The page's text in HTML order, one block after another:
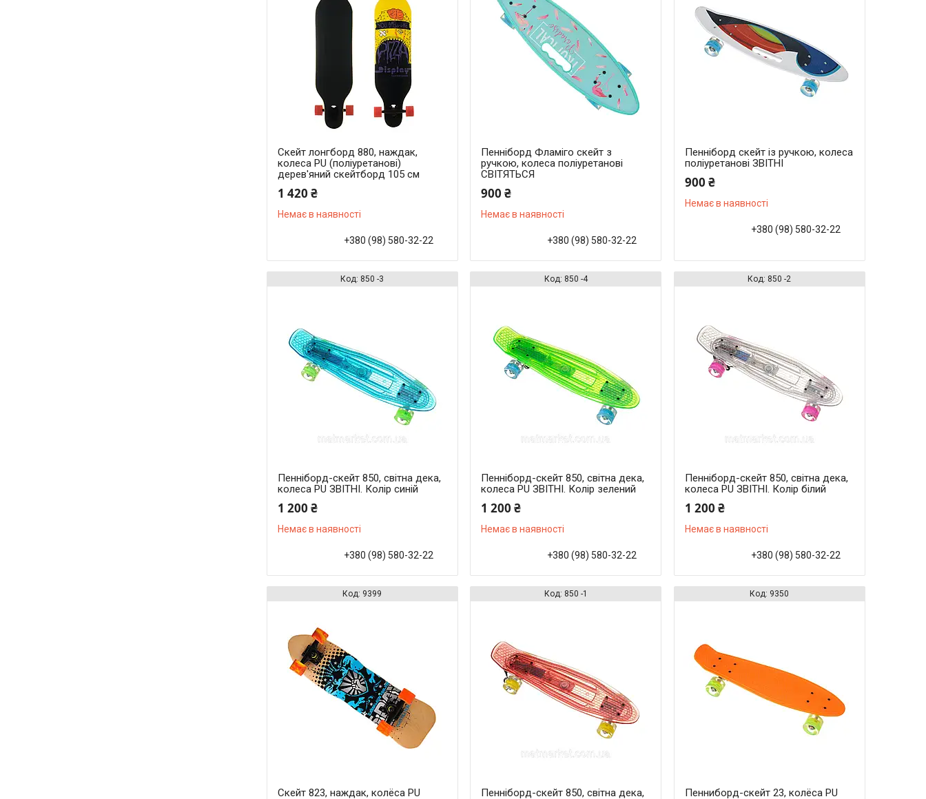
Скейт лонгборд 880, наждак,
колеса PU (поліуретанові)
дерев'яний скейтборд 105 см
1 420 ₴
Немає в наявності
+380 (98) 580-32-22
Пенніборд Фламіго скейт з
ручкою, колеса поліуретанові
СВІТЯТЬСЯ
900 ₴
Немає в наявності
+380 (98) 580-32-22
Пенніборд скейт із ручкою, колеса
поліуретанові ЗВІТНІ
900 ₴
Немає в наявності
+380 (98) 580-32-22
850 -3
Пенніборд-скейт 850, світна дека,
колеса PU ЗВІТНІ. Колір синій
1 200 ₴
Немає в наявності
+380 (98) 580-32-22
850 -4
Пенніборд-скейт 850, світна дека,
колеса PU ЗВІТНІ. Колір зелений
1 200 ₴
Немає в наявності
+380 (98) 580-32-22
850 -2
Пенніборд-скейт 850, світна дека,
колеса PU ЗВІТНІ. Колір білий
1 200 ₴
Немає в наявності
+380 (98) 580-32-22
9399
Скейт 823, наждак, колёса PU
850 -1
Пенніборд-скейт 850, світна дека,
9350
Пенниборд-скейт 23, колёса PU